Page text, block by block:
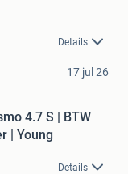
Details
17 jul 26
4.7 S | BTW
| Young
Details